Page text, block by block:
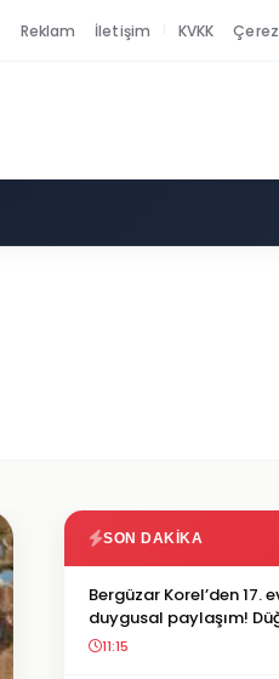
Reklam İletişim KVKK
SON DAKIKA
Bergüzar Korel’den 17.
duygusal paylaşım!
11:15